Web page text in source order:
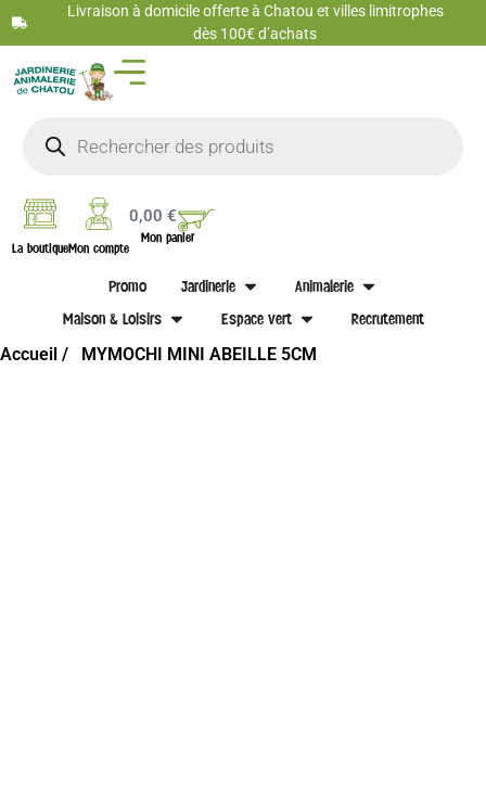
Livraison à domicile offerte à Chatou et villes limitrophes
dès 100€ d’achats
La boutiqueMon compte
0,00€
Mon panier
Promo Jardinerie
Animalerie
Maison & Loisirs
Espace vert Recrutement
Accueil / MYMOCHI MINI ABEILLE 5CM